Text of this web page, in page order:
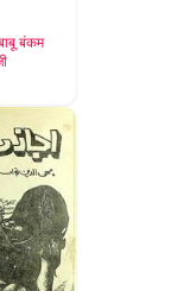
बंकम